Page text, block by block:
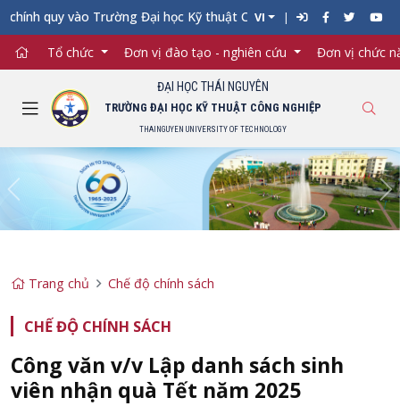
quy vào Trường Đại học Kỹ thuật Công nghiệp đợt 1 năm
VI
Tổ chức Đơn vị đào tạo - nghiên cứu Đơn vị chức
ĐẠI HỌC THÁI NGUYÊN
TRƯỜNG ĐẠI HỌC KỸ THUẬT CÔNG NGHIỆP
THAINGUYEN UNIVERSITY OF TECHNOLOGY
Previous
Trang chủ Chế độ chính sách
CHẾ ĐỘ CHÍNH SÁCH
Công văn v/v Lập danh sách sinh
viên nhận quà Tết năm 2025